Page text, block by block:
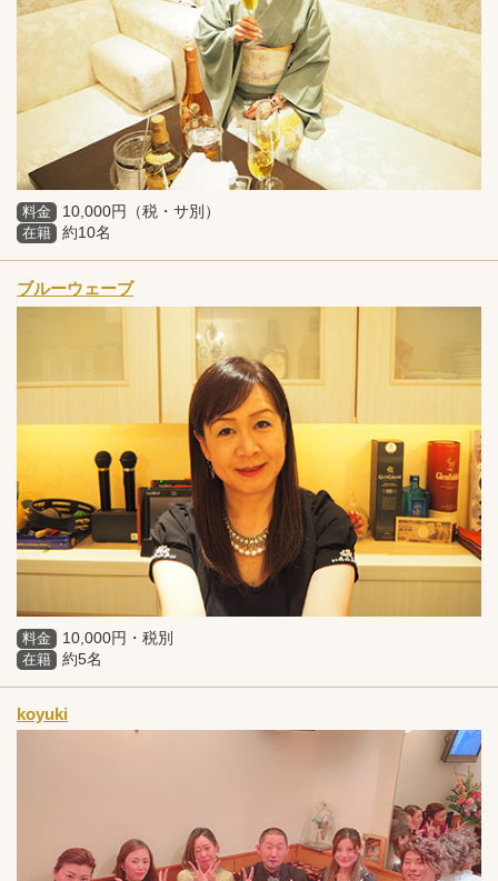
料金 10,000円（税・サ別）
在籍 約10名
ブルーウェーブ
料金 10,000円・税別
在籍 約5名
koyuki